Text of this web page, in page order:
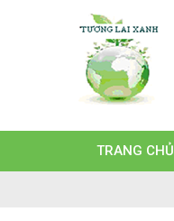
TRANG CHỦ